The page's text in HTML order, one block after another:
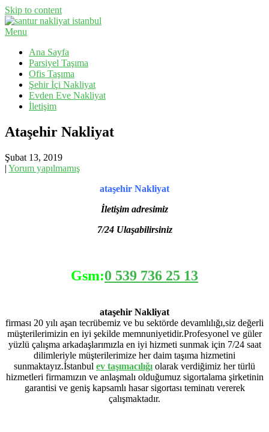
Skip to content
Santur Nakliyat
Menu
Ana Sayfa
Parsiyel Taşıma
Ofis Taşıma
Şehir İçi Nakliyat
Evden Eve Nakliyat
İletişim
Ataşehir Nakliyat
Şubat 13, 2019
| Yorum yapılmamış
ataşehir Nakliyat
İletişim adresimiz
7/24 Ulaşabilirsiniz
Gsm:0 539 736 25 13
ataşehir Nakliyat
firması 20 yılı aşan tecrübemiz ve bu sektörde devamlılığı,siz değerli
müşterilerimizin en iyi şekilde memnuniyetidir.Profesyonel ve güler
yüzlü çalışma arkadaşlarımızla en iyi hizmeti sunmak için 7/24 saat
dilimleriyle müşterilerimize her daim taşıma hizmetini
sunmaktayız.İstanbul ev taşımacılığı olarak verdiğimiz her türlü
hizmetleri firmamızın ve anlaşmalı olduğumuz sigortalama şirketinin
garantisi ve geniş kapsamlı hasar sigortası teminatı vererek
çalışmaktadır.